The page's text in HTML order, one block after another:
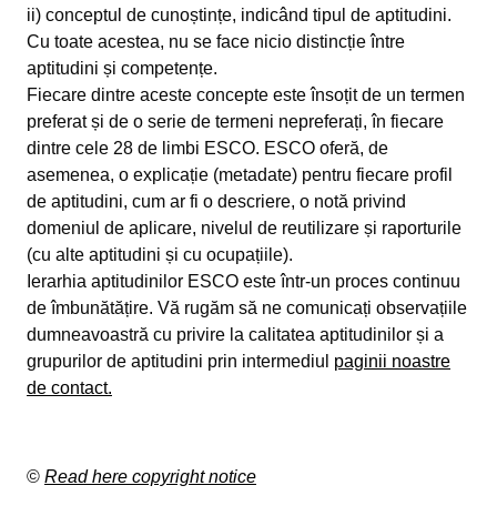
ii) conceptul de cunoștințe, indicând tipul de aptitudini.
Cu toate acestea, nu se face nicio distincție între
aptitudini și competențe.
Fiecare dintre aceste concepte este însoțit de un termen
preferat și de o serie de termeni nepreferați, în fiecare
dintre cele 28 de limbi ESCO. ESCO oferă, de
asemenea, o explicație (metadate) pentru fiecare profil
de aptitudini, cum ar fi o descriere, o notă privind
domeniul de aplicare, nivelul de reutilizare și raporturile
(cu alte aptitudini și cu ocupațiile).
Ierarhia aptitudinilor ESCO este într-un proces continuu
de îmbunătățire. Vă rugăm să ne comunicați observațiile
dumneavoastră cu privire la calitatea aptitudinilor și a
grupurilor de aptitudini prin intermediul paginii noastre
de contact.
© Read here copyright notice